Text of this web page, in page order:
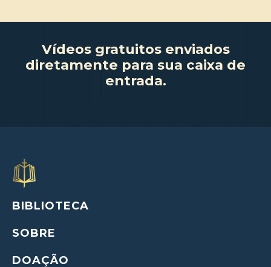
Vídeos gratuitos enviados
diretamente para sua caixa de
entrada.
BIBLIOTECA
SOBRE
DOAÇÃO